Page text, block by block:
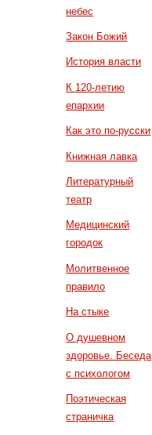
небес
Закон Божий
История власти
К 120-летию
епархии
Как это по-русски
Книжная лавка
Литературный
театр
Медицинский
городок
Молитвенное
правило
На стыке
О душевном
здоровье. Беседа
с психологом
Поэтическая
страничка